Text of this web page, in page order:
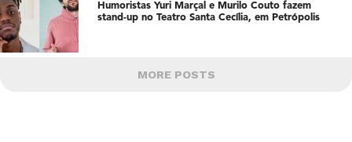
Humoristas Yuri Marçal e Murilo Couto fazem
stand-up no Teatro Santa Cecília, em Petrópolis
MORE POSTS